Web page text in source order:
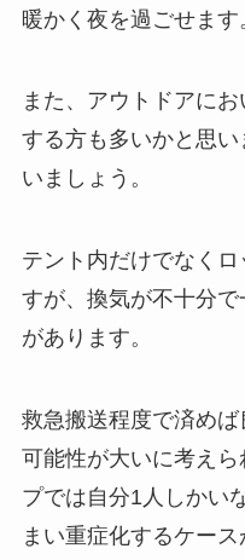
暖かく夜を過ごせます
また、アウトドアに
する方も多いかと思
いましょう。
テント内だけでなく
すが、換気が不十分
があります。
救急搬送程度で済め
可能性が大いに考え
プでは自分1人しかい
まい重症化するケース